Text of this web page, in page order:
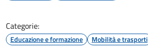
Categorie:
Educazione e formazione Mobilità e trasporti